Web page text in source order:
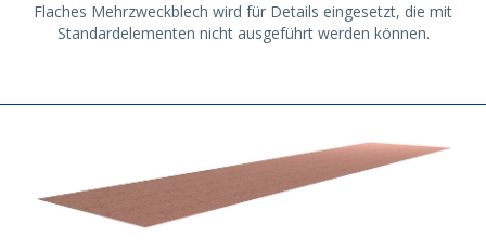
Flaches Mehrzweckblech wird für Details eingesetzt, die mit
Standardelementen nicht ausgeführt werden können.